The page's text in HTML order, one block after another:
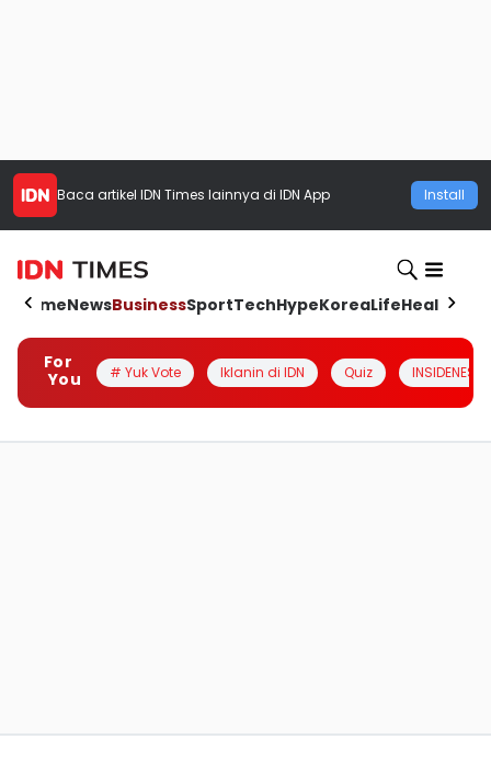
Baca artikel IDN Times lainnya di IDN App Install
HomeNewsBusinessSportTechHypeKoreaLifeHealth
For
You
# Yuk Vote Iklanin di IDN Quiz INSIDENESIA